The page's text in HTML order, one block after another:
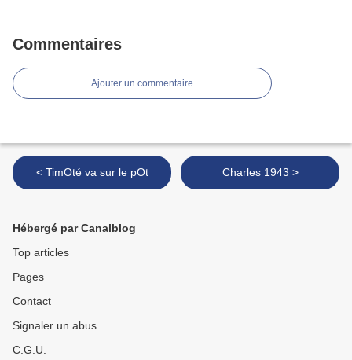
Commentaires
Ajouter un commentaire
< TimOté va sur le pOt Charles 1943 >
Hébergé par Canalblog
Top articles
Pages
Contact
Signaler un abus
C.G.U.